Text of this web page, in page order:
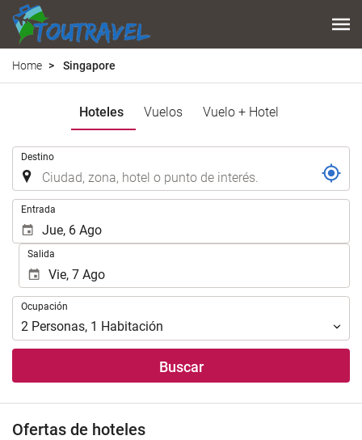
Home Singapore
Hoteles Vuelos Vuelo + Hotel
Destino
Entrada
Salida
Ocupación
Ocupación
2 Personas, 1 Habitación
Buscar
Ofertas de hoteles